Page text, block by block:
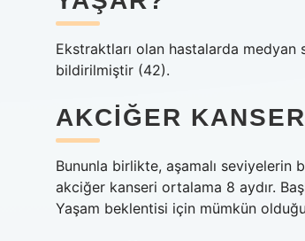
Ekstraktları olan hastalarda
bildirilmiştir (42).
AKCIĞER
Bununla birlikte, aşamalı seviyelerin
akciğer kanseri ortalama 8 aydır.
Yaşam beklentisi için mümkün